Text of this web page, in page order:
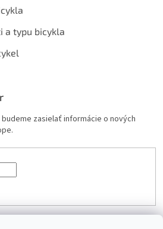
a typu bicykla
budeme zasielať informácie o nových